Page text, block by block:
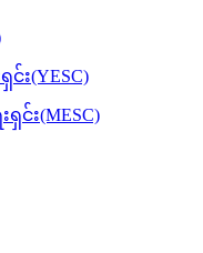
း(YESC)
င်း(MESC)